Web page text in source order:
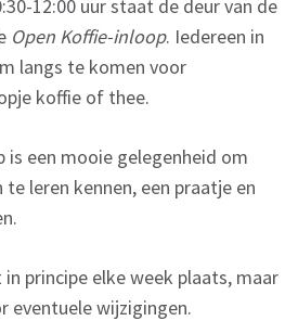
12:00 uur staat de deur van de
Open Koffie-inloop. Iedereen in
langs te komen voor
koffie of thee.
is een mooie gelegenheid om
leren kennen, een praatje en
principe elke week plaats, maar
eventuele wijzigingen.